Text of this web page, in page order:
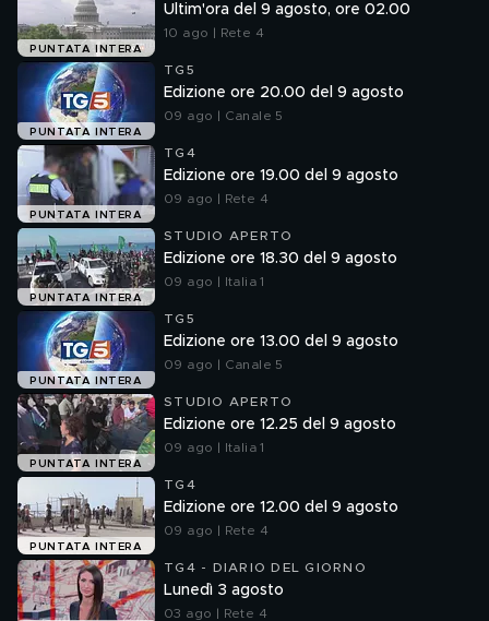
PUNTATA INTERA
Ultim'ora del 9 agosto, ore 02.00
10 ago | Rete 4
PUNTATA INTERA
TG5
Edizione ore 20.00 del 9 agosto
09 ago | Canale 5
PUNTATA INTERA
TG4
Edizione ore 19.00 del 9 agosto
09 ago | Rete 4
PUNTATA INTERA
STUDIO APERTO
Edizione ore 18.30 del 9 agosto
09 ago | Italia 1
PUNTATA INTERA
TG5
Edizione ore 13.00 del 9 agosto
09 ago | Canale 5
PUNTATA INTERA
STUDIO APERTO
Edizione ore 12.25 del 9 agosto
09 ago | Italia 1
PUNTATA INTERA
TG4
Edizione ore 12.00 del 9 agosto
09 ago | Rete 4
TG4 - DIARIO DEL GIORNO
Lunedì 3 agosto
03 ago | Rete 4